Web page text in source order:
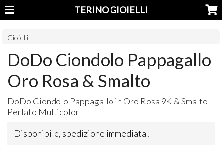
TERINO GIOIELLI
Gioielli
DoDo Ciondolo Pappagallo
Oro Rosa & Smalto
DoDo Ciondolo Pappagallo in Oro Rosa 9K & Smalto
Perlato Multicolor
Disponibile, spedizione immediata!